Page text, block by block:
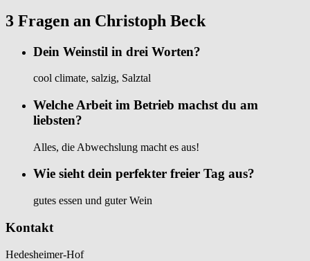
3 Fragen an Christoph Beck
Dein Weinstil in drei Worten?
cool climate, salzig, Salztal
Welche Arbeit im Betrieb machst du am
liebsten?
Alles, die Abwechslung macht es aus!
Wie sieht dein perfekter freier Tag aus?
gutes essen und guter Wein
Kontakt
Hedesheimer-Hof